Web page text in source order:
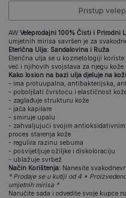
Pristup
AW Veleprodajni 100% Čisti i Prirodni
umjetnih mirisa savršen je za
Eterična Ulja: Sandalovina i Ruža
Eterična ulja se u kozmetologiji
već i njihovih svojstava za njegu kože.
Kako losion na bazi ulja djeluje na
- ima protuupalna, antibakterijska,
- poboljšati čvrstoću i elastičnost
- zaglađuje strukturu kože
- jača kapilare
- smiruje upalu
- zahvaljujući svojim
proces starenja kože
- regulira razinu sebuma
- posvijetljuje ožiljke i diskoloraciju
- ublažuje svrbež
Način Korištenja: Nanesite
* Prodaje se u kutiji od 4 *
umjetnih mirisa *
Naručite sada i odvedite svoje kupce